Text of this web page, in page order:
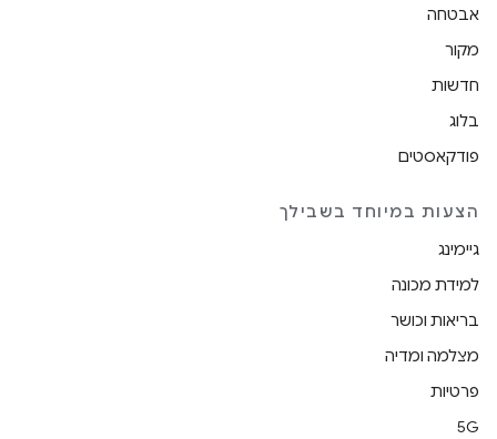
אבטחה
מקור
חדשות
בלוג
פודקאסטים
הצעות במיוחד בשבילך
גיימינג
למידת מכונה
בריאות וכושר
מצלמה ומדיה
פרטיות
5G